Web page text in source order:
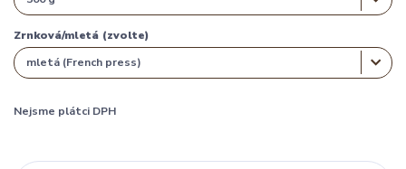
Zrnková/mletá (zvolte)
Nejsme plátci DPH